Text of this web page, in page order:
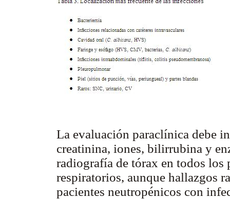
La evaluación paraclínica debe
creatinina, iones, bilirrubina y
radiografía de tórax en todos los
respiratorios, aunque hallazgos
pacientes neutropénicos con